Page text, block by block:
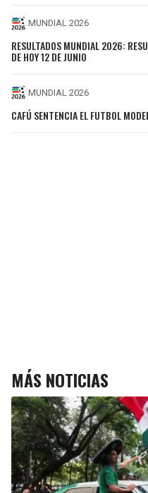
MUNDIAL 2026
RESULTADOS MUNDIAL 2026:
DE HOY 12 DE JUNIO
MUNDIAL 2026
CAFÚ SENTENCIA EL FUTBOL
MÁS NOTICIAS